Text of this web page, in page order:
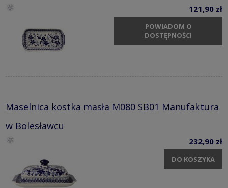
121,90 zł
POWIADOM O
DOSTĘPNOŚCI
Maselnica kostka masła M080 SB01 Manufaktura
w Bolesławcu
232,90 zł
DO KOSZYKA